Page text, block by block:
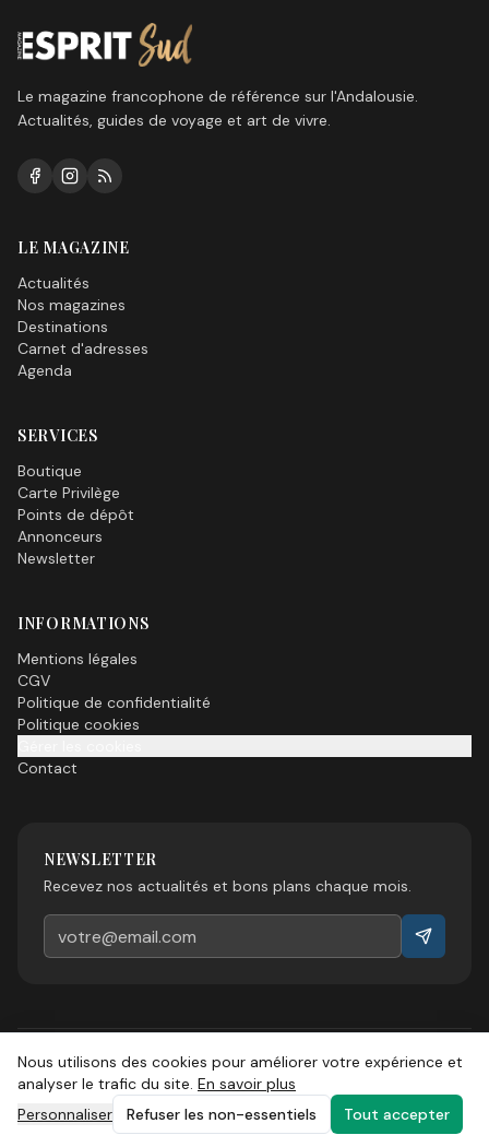
Le magazine francophone de référence sur l'Andalousie.
Actualités, guides de voyage et art de vivre.
LE MAGAZINE
Actualités
Nos magazines
Destinations
Carnet d'adresses
Agenda
SERVICES
Boutique
Carte Privilège
Points de dépôt
Annonceurs
Newsletter
INFORMATIONS
Mentions légales
CGV
Politique de confidentialité
Politique cookies
Contact
NEWSLETTER
Recevez nos actualités et bons plans chaque mois.
©2026Esprit Sud Magazine. Tous droits réservés.
Nous utilisons des cookies pour améliorer votre expérience et
analyser le trafic du site. En savoir plus
Personnaliser
Refuser les non-essentiels Tout accepter